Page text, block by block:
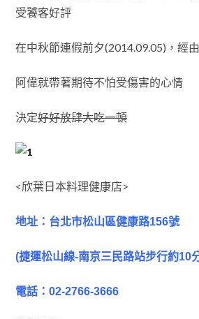
受饕客好評
在中秋節連假前夕(2014.09.05)，經
阿偉就帶著期待不怕受傷害的心情
決定好好放肆大吃一頓
<欣葉日本料理健康店>
地址： 台北市松山區健康路156號
(捷運松山線-南京三民路站步行約10
電話： 02-2766-3666